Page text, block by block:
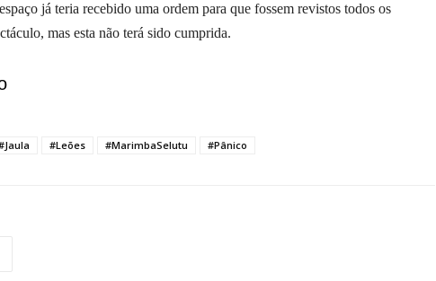
já teria recebido uma ordem para que fossem revistos todos os
mas esta não terá sido cumprida.
#Leões #MarimbaSelutu #Pânico